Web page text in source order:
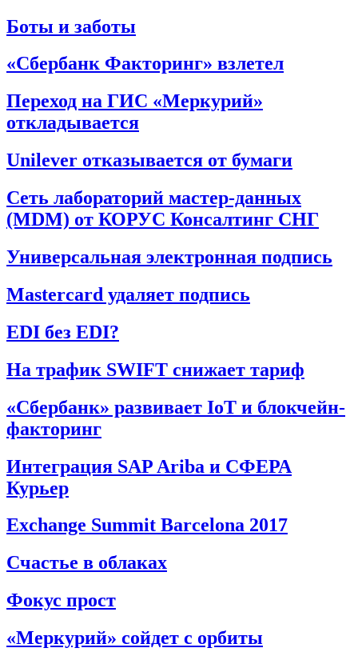
Боты и заботы
«Сбербанк Факторинг» взлетел
Переход на ГИС «Меркурий»
откладывается
Unilever отказывается от бумаги
Сеть лабораторий мастер-данных
(MDM) от КОРУС Консалтинг СНГ
Универсальная электронная подпись
Mastercard удаляет подпись
EDI без EDI?
На трафик SWIFT снижает тариф
«Сбербанк» развивает IoT и блокчейн-
факторинг
Интеграция SAP Ariba и СФЕРА
Курьер
Exchange Summit Barcelona 2017
Счастье в облаках
Фокус прост
«Меркурий» сойдет с орбиты